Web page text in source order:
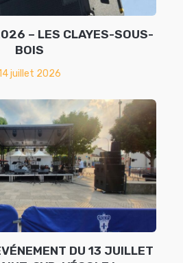
– LES CLAYES-SOUS-
BOIS
juillet 2026
DU 13 JUILLET